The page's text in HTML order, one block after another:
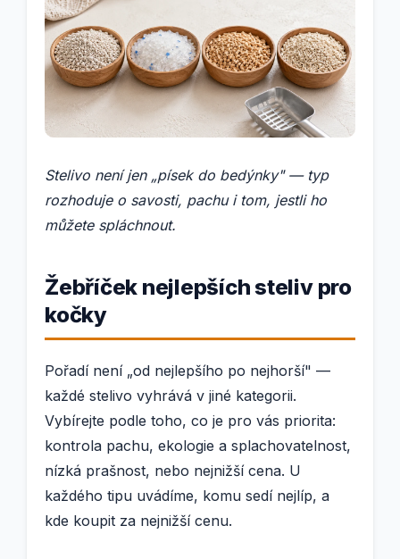
Stelivo není jen „písek do bedýnky" — typ
rozhoduje o savosti, pachu i tom, jestli ho
můžete spláchnout.
Žebříček nejlepších steliv pro
kočky
Pořadí není „od nejlepšího po nejhorší" —
každé stelivo vyhrává v jiné kategorii.
Vybírejte podle toho, co je pro vás priorita:
kontrola pachu, ekologie a splachovatelnost,
nízká prašnost, nebo nejnižší cena. U
každého tipu uvádíme, komu sedí nejlíp, a
kde koupit za nejnižší cenu.